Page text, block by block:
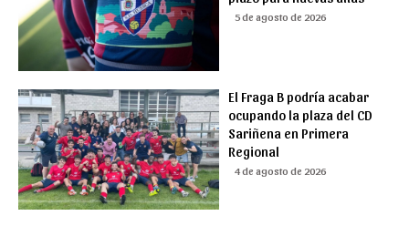
5 de agosto de 2026
El Fraga B podría acabar
ocupando la plaza del CD
Sariñena en Primera
Regional
4 de agosto de 2026